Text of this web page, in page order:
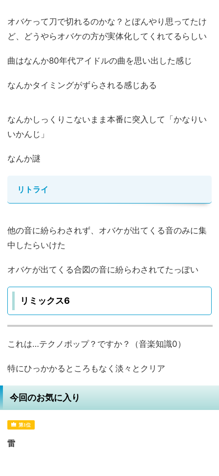
オバケって刀で切れるのかな？とぼんやり思ってたけ
ど、どうやらオバケの方が実体化してくれてるらしい
曲はなんか80年代アイドルの曲を思い出した感じ
なんかタイミングがずらされる感じある
なんかしっくりこないまま本番に突入して「かなりい
いかんじ」
なんか謎
リトライ
他の音に紛らわされず、オバケが出てくる音のみに集
中したらいけた
オバケが出てくる合図の音に紛らわされてたっぽい
リミックス6
これは…テクノポップ？ですか？（音楽知識0）
特にひっかかるところもなく淡々とクリア
今回のお気に入り
雷